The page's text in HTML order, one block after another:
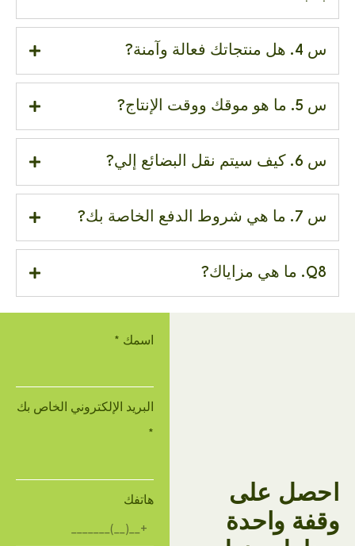
س 4. هل منتجاتك فعالة وآمنة?
س 5. ما هو موقك ووقت الإنتاج?
س 6. كيف سيتم نقل البضائع إلي?
س 7. ما هي شروط الدفع الخاصة بك?
Q8. ما هي مزاياك?
احصل على
وقفة واحدة
اسمك *
البريد الإلكتروني الخاص بك
*
هاتفك